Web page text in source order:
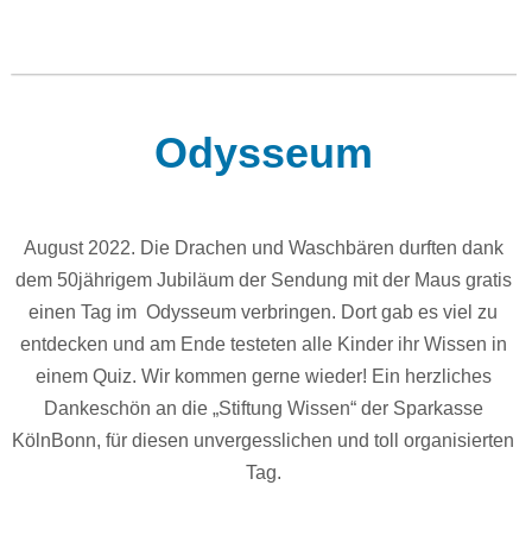
Odysseum
August 2022. Die Drachen und Waschbären durften dank
dem 50jährigem Jubiläum der Sendung mit der Maus gratis
einen Tag im Odysseum verbringen. Dort gab es viel zu
entdecken und am Ende testeten alle Kinder ihr Wissen in
einem Quiz. Wir kommen gerne wieder! Ein herzliches
Dankeschön an die „Stiftung Wissen“ der Sparkasse
KölnBonn, für diesen unvergesslichen und toll organisierten
Tag.